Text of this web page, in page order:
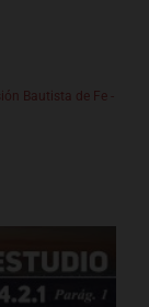
Bautista de Fe -